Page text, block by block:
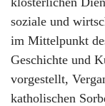
soziale und
im Mittelpunkt
Geschichte und
vorgestellt,
katholischen